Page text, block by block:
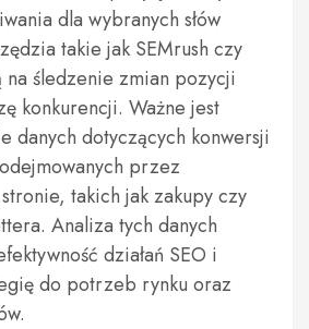
dla wybranych słów
takie jak SEMrush czy
śledzenie zmian pozycji
konkurencji. Ważne jest
danych dotyczących konwersji
przez
takich jak zakupy czy
Analiza tych danych
działań SEO i
do potrzeb rynku oraz